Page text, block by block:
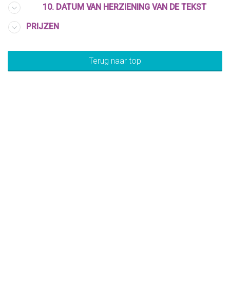
10. DATUM VAN HERZIENING VAN DE TEKST
PRIJZEN
Terug naar top